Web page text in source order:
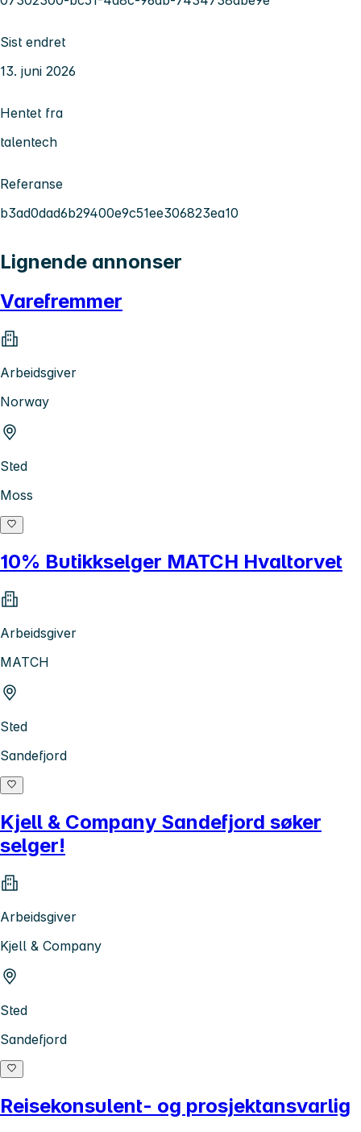
Sist endret
13. juni 2026
Hentet fra
talentech
Referanse
b3ad0dad6b29400e9c51ee306823ea10
Lignende annonser
Varefremmer
Arbeidsgiver
Norway
Sted
Moss
10% Butikkselger MATCH Hvaltorvet
Arbeidsgiver
MATCH
Sted
Sandefjord
Kjell & Company Sandefjord søker
selger!
Arbeidsgiver
Kjell & Company
Sted
Sandefjord
Reisekonsulent- og prosjektansvarlig